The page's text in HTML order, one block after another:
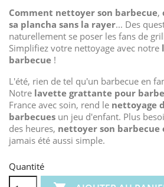
Comment nettoyer son barbecue,
sa plancha sans la rayer... Des
naturellement se poser les fans de
Simplifiez votre nettoyage avec notre
barbecue !
L'été, rien de tel qu'un barbecue en
Notre lavette grattante pour
France avec soin, rend le nettoyage
barbecues un jeu d'enfant. Plus
des heures, nettoyer son barbecue
jamais été aussi simple.
Quantité